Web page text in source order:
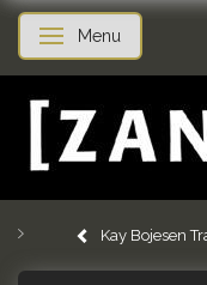
Toggle navigation
Menu
Kay Bojesen